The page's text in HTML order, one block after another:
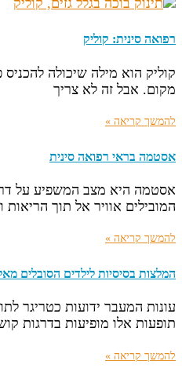
רפואה סינית: קוליק
קוליק הוא מילה שיכולה
מקום. אבל זה לא צריך
להמשך קריאה »
אסטמה בראי רפואה סינית
אסטמה היא מצב המשפיע על
המובילים אוויר אל תוך הריאות
להמשך קריאה »
המלצות בסיסיות לילדים הסובלים
עונות המעבר ידועות כטריגר
תופעות אלו מופיעות בדרגות
להמשך קריאה »